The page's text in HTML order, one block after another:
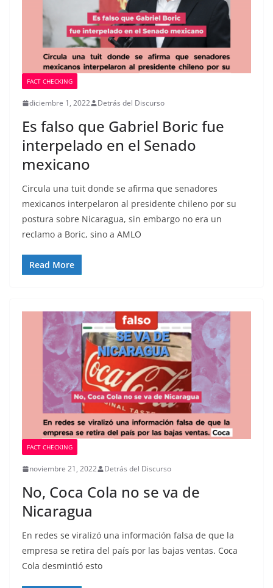
FACT CHECKING
diciembre 1, 2022 Detrás del Discurso
Es falso que Gabriel Boric fue
interpelado en el Senado
mexicano
Circula una tuit donde se afirma que senadores
mexicanos interpelaron al presidente chileno por su
postura sobre Nicaragua, sin embargo no era un
reclamo a Boric, sino a AMLO
Read More
FACT CHECKING
noviembre 21, 2022 Detrás del Discurso
No, Coca Cola no se va de
Nicaragua
En redes se viralizó una información falsa de que la
empresa se retira del país por las bajas ventas. Coca
Cola desmintió esto